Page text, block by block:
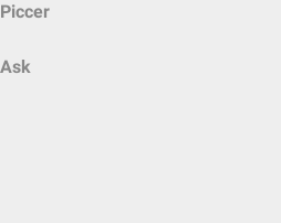
Piccer
Ask